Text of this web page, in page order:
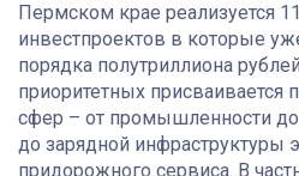
Пермском крае реализуется
инвестпроектов в которые
порядка полутриллиона
приоритетных присваивается
сфер – от промышленности до
до зарядной инфраструктуры
придорожного сервиса. В